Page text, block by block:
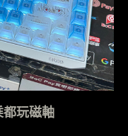
都玩磁軸